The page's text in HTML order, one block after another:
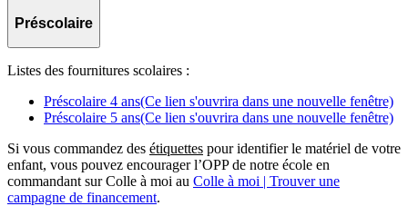
Préscolaire
Listes des fournitures scolaires :
Préscolaire 4 ans(Ce lien s'ouvrira dans une nouvelle fenêtre)
Préscolaire 5 ans(Ce lien s'ouvrira dans une nouvelle fenêtre)
Si vous commandez des étiquettes pour identifier le matériel de votre
enfant, vous pouvez encourager l’OPP de notre école en
commandant sur Colle à moi au Colle à moi | Trouver une
campagne de financement.